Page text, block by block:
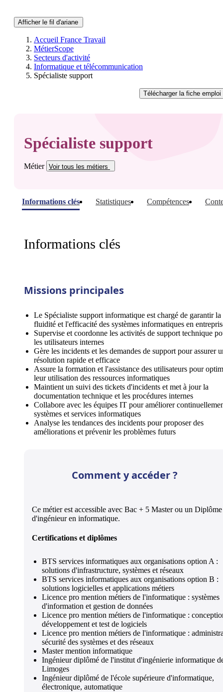
Afficher le fil d'ariane
Accueil France Travail
MétierScope
Secteurs d'activité
Informatique et télécommunication
Spécialiste support
Télécharger la fiche emploi
Spécialiste support
Métier Voir tous les métiers
Informations clés Statistiques Compétences
Informations clés
Missions principales
Le Spécialiste support informatique est chargé de garantir la
fluidité et l'efficacité des systèmes informatiques en
Supervise et coordonne les activités de support technique
les utilisateurs internes
Gère les incidents et les demandes de support pour assurer
résolution rapide et efficace
Assure la formation et l'assistance des utilisateurs pour
leur utilisation des ressources informatiques
Maintient un suivi des tickets d'incidents et met à jour la
documentation technique et les procédures internes
Collabore avec les équipes IT pour améliorer
systèmes et services informatiques
Analyse les tendances des incidents pour proposer des
améliorations et prévenir les problèmes futurs
Comment y accéder ?
Ce métier est accessible avec Bac + 5 Master ou un Diplôme
d'ingénieur en informatique.
Certifications et diplômes
BTS services informatiques aux organisations option A :
solutions d'infrastructure, systèmes et réseaux
BTS services informatiques aux organisations option B :
solutions logicielles et applications métiers
Licence pro mention métiers de l'informatique : systèmes
d'information et gestion de données
Licence pro mention métiers de l'informatique :
développement et test de logiciels
Licence pro mention métiers de l'informatique :
sécurité des systèmes et des réseaux
Master mention informatique
Ingénieur diplômé de l'institut d'ingénierie informatique
Limoges
Ingénieur diplômé de l'école supérieure d'informatique,
électronique, automatique